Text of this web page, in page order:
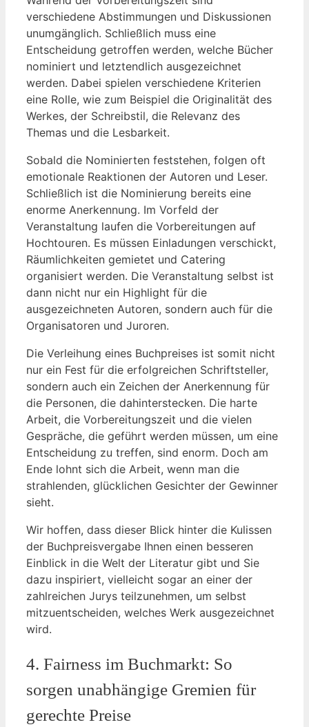
verschiedene Abstimmungen und Diskussionen
unumgänglich. Schließlich muss eine
Entscheidung getroffen werden, welche Bücher
nominiert und letztendlich ausgezeichnet
werden. Dabei spielen verschiedene Kriterien
eine Rolle, wie zum Beispiel die Originalität des
Werkes, der Schreibstil, die Relevanz des
Themas und die Lesbarkeit.
Sobald die Nominierten feststehen, folgen oft
emotionale Reaktionen der Autoren und Leser.
Schließlich ist die Nominierung bereits eine
enorme Anerkennung. Im Vorfeld der
Veranstaltung laufen die Vorbereitungen auf
Hochtouren. Es müssen Einladungen verschickt,
Räumlichkeiten gemietet und Catering
organisiert werden. Die Veranstaltung selbst ist
dann nicht nur ein Highlight für die
ausgezeichneten Autoren, sondern auch für die
Organisatoren und Juroren.
Die Verleihung eines Buchpreises ist somit nicht
nur ein Fest für die erfolgreichen Schriftsteller,
sondern auch ein Zeichen der Anerkennung für
die Personen, die dahinterstecken. Die harte
Arbeit, die Vorbereitungszeit und die vielen
Gespräche, die geführt werden müssen, um eine
Entscheidung zu treffen, sind enorm. Doch am
Ende lohnt sich die Arbeit, wenn man die
strahlenden, glücklichen Gesichter der Gewinner
sieht.
Wir hoffen, dass dieser Blick hinter die Kulissen
der Buchpreisvergabe Ihnen einen besseren
Einblick in die Welt der Literatur gibt und Sie
dazu inspiriert, vielleicht sogar an einer der
zahlreichen Jurys teilzunehmen, um selbst
mitzuentscheiden, welches Werk ausgezeichnet
wird.
4. Fairness im Buchmarkt: So
sorgen unabhängige Gremien für
gerechte Preise